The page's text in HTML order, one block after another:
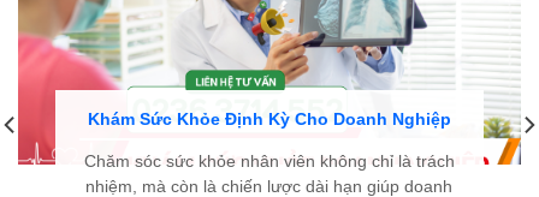
Khám Sức Khỏe Định Kỳ Cho Doanh Nghiệp
Chăm sóc sức khỏe nhân viên không chỉ là trách
nhiệm, mà còn là chiến lược dài hạn giúp doanh